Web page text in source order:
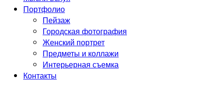
Портфолио
Пейзаж
Городская фотография
Женский портрет
Предметы и коллажи
Интерьерная съемка
Контакты